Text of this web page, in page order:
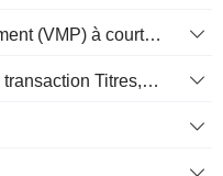
Valeur mobilières de placement (VMP) à court terme
Actifs détenus à des fins de transaction Titres, totalActifs détenus à des fins de transactions (Trading), Total.